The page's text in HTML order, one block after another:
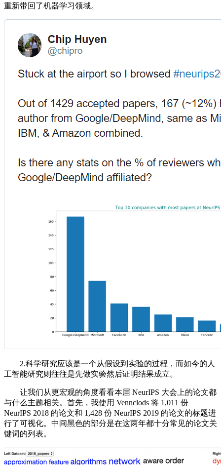
重新带回了机器学习领域。
2.科学研究应该是一个从假设到实验的过程，而如今的人
工智能研究则往往是先做实验然后证明结果成立。
让我们从更宏观的角度看看本届 NeurIPS 大会上的论文都
与什么主题相关。首先，我使用 Vennclods 将 1,011 份
NeurIPS 2018 的论文和 1,428 份 NeurIPS 2019 的论文的标题进
行了可视化。中间黑色的部分是在这两年都十分常见的论文关
键词的列表。